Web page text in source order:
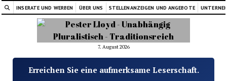
INSERATE UND WERBEN ÜBER UNS STELLENANZEIGEN UND ANGEBOTE
7. August 2026
Erreichen Sie eine aufmerksame Leserschaft.